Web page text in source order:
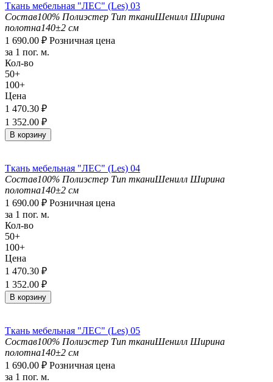
Ткань мебельная "ЛЕС" (Les) 03
Состав100% Полиэстер Тип тканиШенилл Ширина
полотна140±2 см
1 690.00 ₽ Розничная цена
за 1 пог. м.
Кол-во
50+
100+
Цена
1 470.30 ₽
1 352.00 ₽
В корзину
Ткань мебельная "ЛЕС" (Les) 04
Состав100% Полиэстер Тип тканиШенилл Ширина
полотна140±2 см
1 690.00 ₽ Розничная цена
за 1 пог. м.
Кол-во
50+
100+
Цена
1 470.30 ₽
1 352.00 ₽
В корзину
Ткань мебельная "ЛЕС" (Les) 05
Состав100% Полиэстер Тип тканиШенилл Ширина
полотна140±2 см
1 690.00 ₽ Розничная цена
за 1 пог. м.